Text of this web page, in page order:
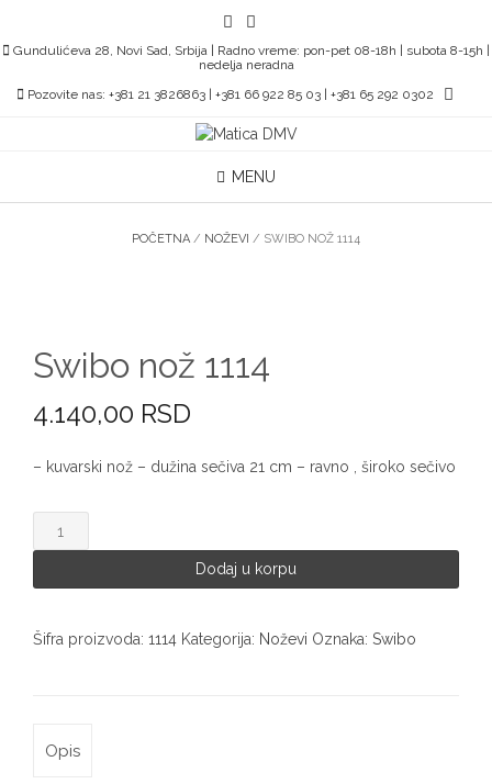
content
Gundulićeva 28, Novi Sad, Srbija | Radno vreme: pon-pet 08-18h | subota 8-15h |
nedelja neradna
Pozovite nas: +381 21 3826863 | +381 66 922 85 03 | +381 65 292 0302
MENU
POČETNA / NOŽEVI / SWIBO NOŽ 1114
Swibo nož 1114
4.140,00 RSD
– kuvarski nož – dužina sečiva 21 cm – ravno , široko sečivo
nož
količina
Dodaj u korpu
Šifra proizvoda: 1114 Kategorija: Noževi Oznaka: Swibo
Opis